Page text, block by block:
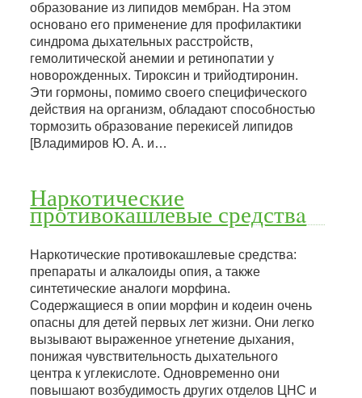
образование из липидов мембран. На этом
основано его применение для профилактики
синдрома дыхательных расстройств,
гемолитической анемии и ретинопатии у
новорожденных. Тироксин и трийодтиронин.
Эти гормоны, помимо своего специфического
действия на организм, обладают способностью
тормозить образование перекисей липидов
[Владимиров Ю. А. и…
Наркотические
противокашлевые средствa
Наркотические противокашлевые средства:
препараты и алкалоиды опия, а также
синтетические аналоги морфина.
Содержащиеся в опии морфин и кодеин очень
опасны для детей первых лет жизни. Они легко
вызывают выраженное угнетение дыхания,
понижая чувствительность дыхательного
центра к углекислоте. Одновременно они
повышают возбудимость других отделов ЦНС и